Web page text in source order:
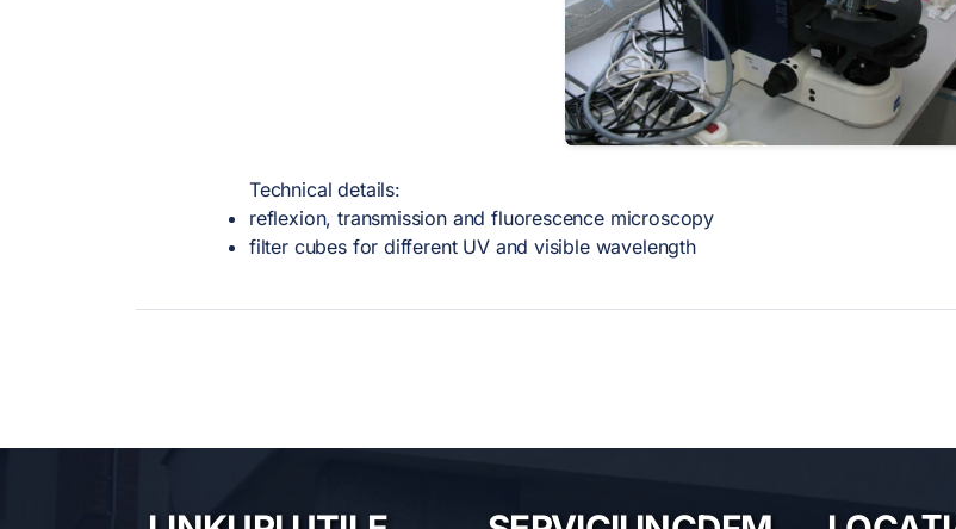
Technical details:
reflexion, transmission and fluorescence microscopy
filter cubes for different UV and visible wavelength